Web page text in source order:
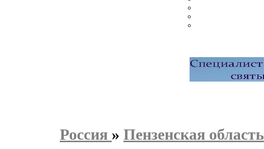
Россия » Пензенская область